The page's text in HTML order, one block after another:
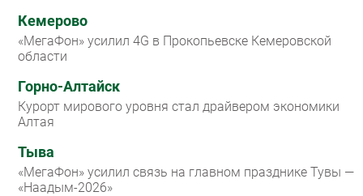
Кемерово
«МегаФон» усилил 4G в Прокопьевске Кемеровской
области
Горно-Алтайск
Курорт мирового уровня стал драйвером экономики
Алтая
Тыва
«МегаФон» усилил связь на главном празднике Тувы —
«Наадым-2026»